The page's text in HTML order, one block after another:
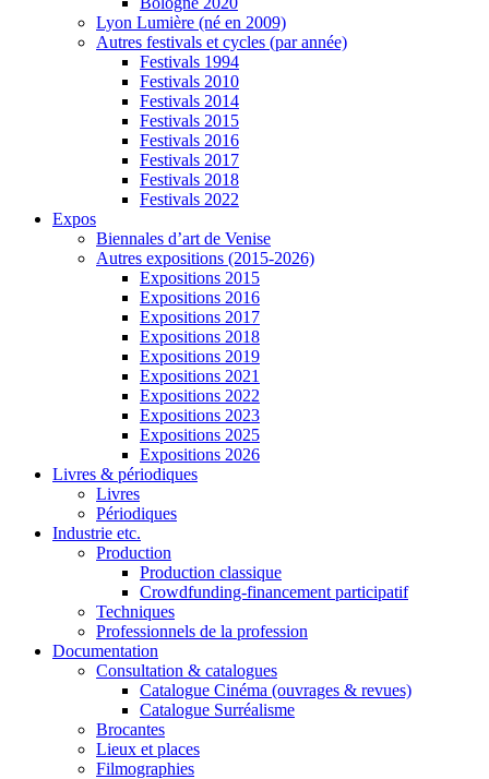
Lyon Lumière (né en 2009)
Autres festivals et cycles (par année)
Festivals 1994
Festivals 2010
Festivals 2014
Festivals 2015
Festivals 2016
Festivals 2017
Festivals 2018
Festivals 2022
Expos
Biennales d’art de Venise
Autres expositions (2015-2026)
Expositions 2015
Expositions 2016
Expositions 2017
Expositions 2018
Expositions 2019
Expositions 2021
Expositions 2022
Expositions 2023
Expositions 2025
Expositions 2026
Livres & périodiques
Livres
Périodiques
Industrie etc.
Production
Production classique
Crowdfunding-financement participatif
Techniques
Professionnels de la profession
Documentation
Consultation & catalogues
Catalogue Cinéma (ouvrages & revues)
Catalogue Surréalisme
Brocantes
Lieux et places
Filmographies